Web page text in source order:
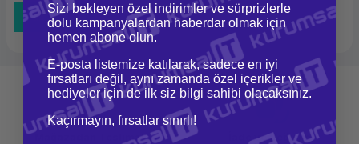
Tüm Bloglar
Mağazadan Teslimat İade ve Değişim
Sizi bekleyen özel indirimler ve sürprizlerle
dolu kampanyalardan haberdar olmak için
hemen abone olun.
E-posta listemize katılarak, sadece en iyi
fırsatları değil, aynı zamanda özel içerikler ve
hediyeler için de ilk siz bilgi sahibi olacaksınız.
Kaçırmayın, fırsatlar sınırlı!